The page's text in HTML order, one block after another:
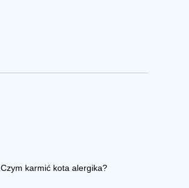
Czym karmić kota alergika?